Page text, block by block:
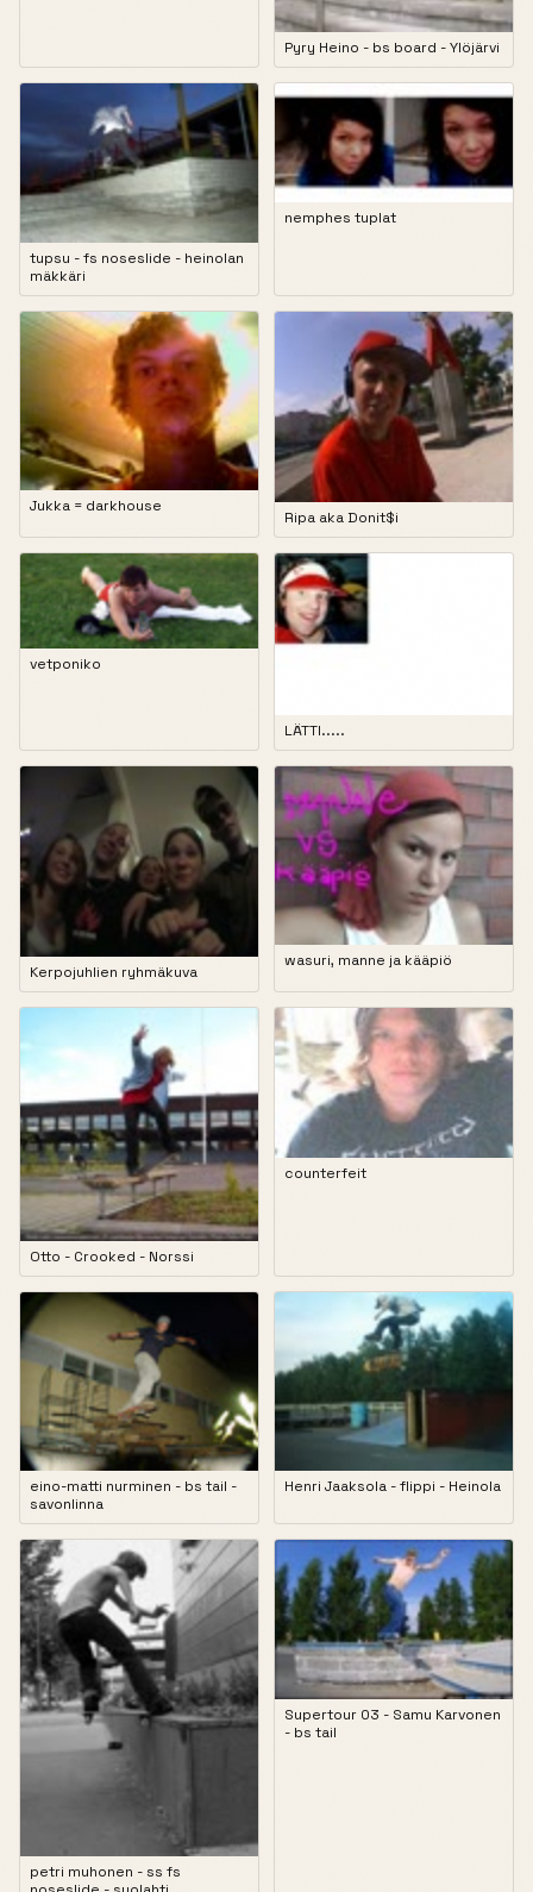
Pyry Heino - bs board - Ylöjärvi
tupsu - fs noseslide - heinolan
mäkkäri
nemphes tuplat
Jukka = darkhouse
Ripa aka Donit$i
vetponiko
LÄTTI.....
Kerpojuhlien ryhmäkuva
wasuri, manne ja kääpiö
Otto - Crooked - Norssi
counterfeit
eino-matti nurminen - bs tail -
savonlinna
Henri Jaaksola - flippi - Heinola
petri muhonen - ss fs
Supertour 03 - Samu Karvonen
- bs tail